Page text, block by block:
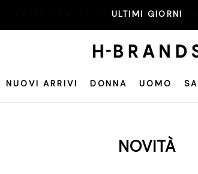
EXTRA 20% SUI PRODOTTI IN
ULTIMI GIORNI
NUOVI ARRIVI DONNA UOMO
NOVITÀ